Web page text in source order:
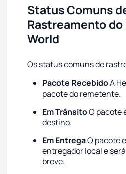
Status Comuns
Rastreamento
World
Os status comuns de
Pacote RecebidoA
pacote do remetente.
Em TrânsitoO pacote
destino.
Em EntregaO pacote
entregador local e
breve.